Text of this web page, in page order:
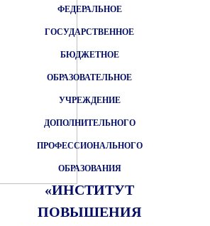
ФЕДЕРАЛЬНОЕ
ГОСУДАРСТВЕННОЕ
БЮДЖЕТНОЕ
ОБРАЗОВАТЕЛЬНОЕ
УЧРЕЖДЕНИЕ
ДОПОЛНИТЕЛЬНОГО
ПРОФЕССИОНАЛЬНОГО
ОБРАЗОВАНИЯ
«ИНСТИТУТ
ПОВЫШЕНИЯ